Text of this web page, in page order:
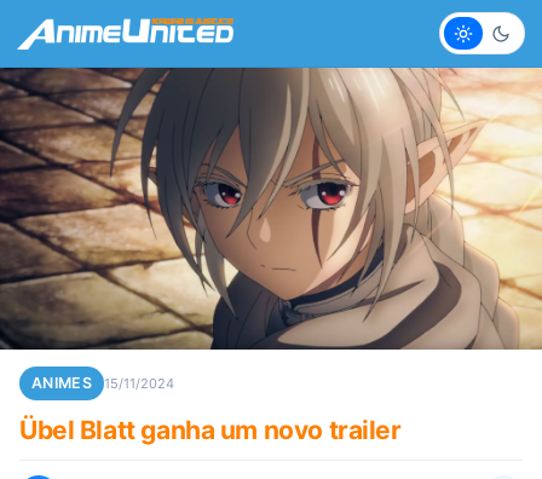
Claro
ANIMES 15/11/2024
Übel Blatt ganha um novo trailer